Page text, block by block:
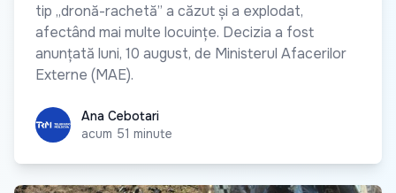
tip „dronă-rachetă” a căzut și a explodat,
afectând mai multe locuințe. Decizia a fost
anunțată luni, 10 august, de Ministerul Afacerilor
Externe (MAE).
Ana CebotariAna Cebotari
acum 51 minute